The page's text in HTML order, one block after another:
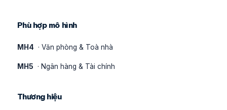
Phù hợp mô hình
MH4 · Văn phòng & Toà nhà
MH5 · Ngân hàng & Tài chính
Thương hiệu